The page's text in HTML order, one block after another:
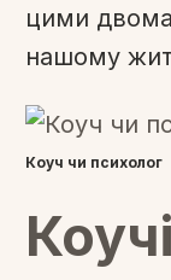
цими
нашому
Коуч чи психолог